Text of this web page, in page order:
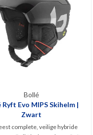
Bollé
Ryft Evo MIPS Skihelm |
Zwart
complete, veilige hybride